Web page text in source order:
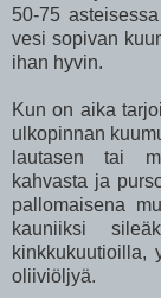
50-75
vesi sopivan
ihan hyvin.
Kun on aika
ulkopinnan
lautasen tai
kahvasta ja
pallomaisena
kauniiksi
kinkkukuutioilla,
oliiviöljyä.